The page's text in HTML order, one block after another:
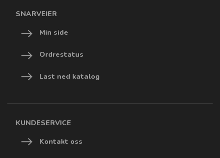
SNARVEIER
Min side
Ordrestatus
Last ned katalog
KUNDESERVICE
Kontakt oss